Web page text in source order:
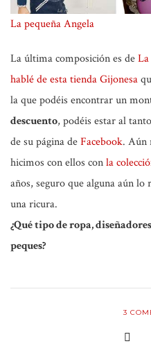
La pequeña Angela
La última composición es de
hablé de esta tienda Gijonesa
la que podéis encontrar un
descuento, podéis estar al
de su página deFacebook. Aún
hicimos con ellos conla
años, seguro que alguna aún
una ricura.
¿Qué tipo de ropa,
peques?
3